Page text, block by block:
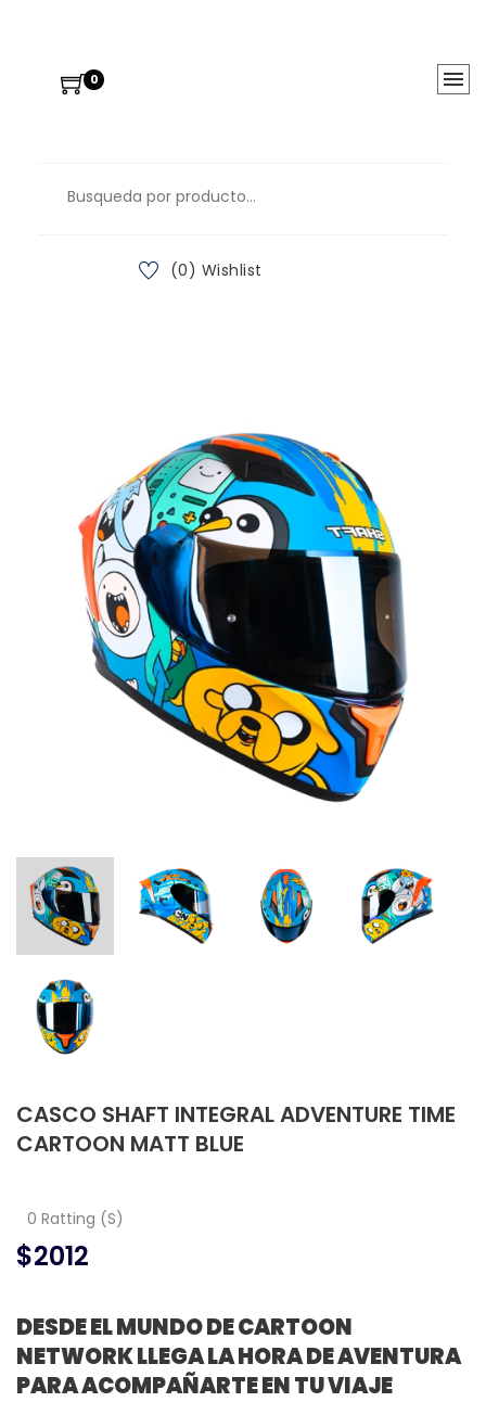
0
(0) Wishlist
CASCO SHAFT INTEGRAL ADVENTURE TIME
CARTOON MATT BLUE
0 Ratting (S)
$2012
DESDE EL MUNDO DE CARTOON
NETWORK LLEGA LA HORA DE AVENTURA
PARA ACOMPAÑARTE EN TU VIAJE